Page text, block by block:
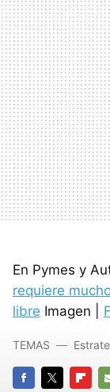
En Pymes y
requiere
libre Imagen |
TEMAS